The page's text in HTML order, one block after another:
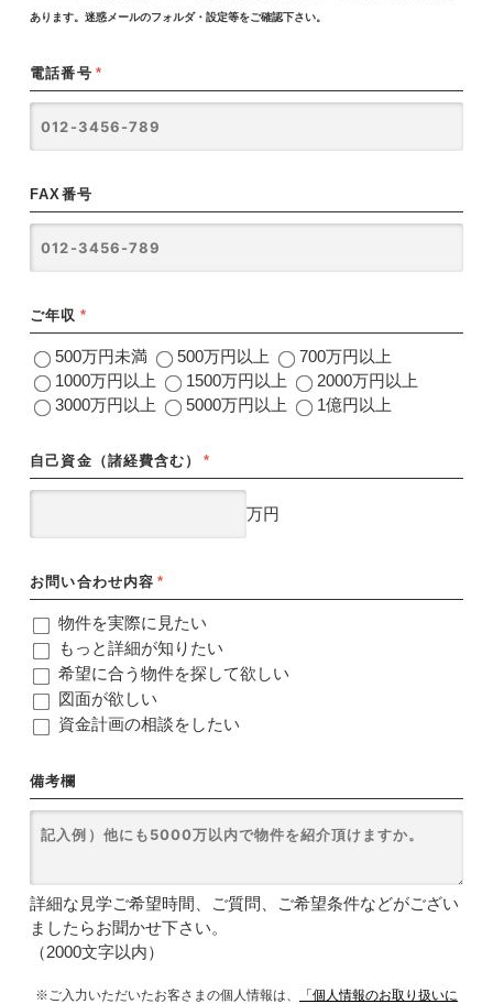
あります。迷惑メールのフォルダ・設定等をご確認下さい。
電話番号 *
FAX番号
ご年収 *
500万円未満 500万円以上
700万円以上
1000万円以上
1500万円以上
2000万円以上
3000万円以上
5000万円以上 1億円以上
自己資金（諸経費含む） *
万円
お問い合わせ内容 *
物件を実際に見たい
もっと詳細が知りたい
希望に合う物件を探して欲しい
図面が欲しい
資金計画の相談をしたい
備考欄
詳細な見学ご希望時間、ご質問、ご希望条件などがござい
ましたらお聞かせ下さい。
（2000文字以内）
※ご入力いただいたお客さまの個人情報は、
「個人情報のお取り扱いに